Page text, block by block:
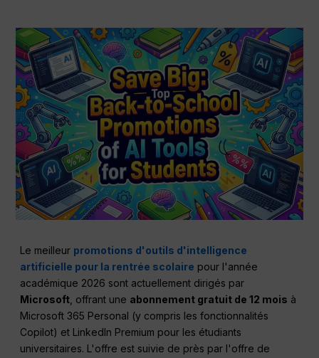
Le meilleur promotions d'outils d'intelligence
artificielle pour la rentrée scolaire pour l'année
académique 2026 sont actuellement dirigés par
Microsoft , offrant une abonnement gratuit de 12 mois à
Microsoft 365 Personal (y compris les fonctionnalités
Copilot) et LinkedIn Premium pour les étudiants
universitaires. L'offre est suivie de près par l'offre de